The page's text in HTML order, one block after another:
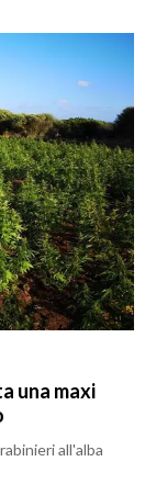
una maxi
all'alba